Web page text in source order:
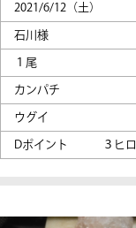
2021/6/12（土）
石川様
１尾
カンパチ
ウグイ
Dポイント ３ヒロ